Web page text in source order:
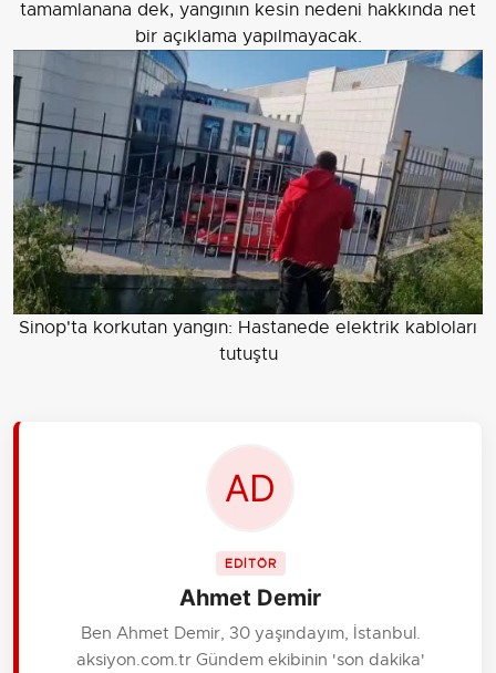
tamamlanana dek, yangının kesin nedeni hakkında net
bir açıklama yapılmayacak.
Sinop'ta korkutan yangın: Hastanede elektrik kabloları
tutuştu
EDİTÖR
Ahmet Demir
Ben Ahmet Demir, 30 yaşındayım, İstanbul.
aksiyon.com.tr Gündem ekibinin 'son dakika'